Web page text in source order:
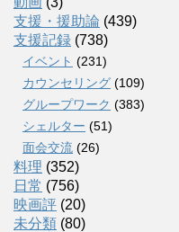
支援・援助論 (439)
支援記録 (738)
イベント (231)
カウンセリング (109)
グループワーク (383)
シェルター (51)
面会交流 (26)
料理 (352)
日常 (756)
映画評 (20)
未分類 (80)